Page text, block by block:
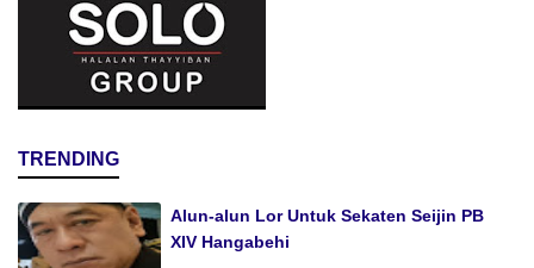
TRENDING
Alun-alun Lor Untuk Sekaten Seijin PB
XIV Hangabehi